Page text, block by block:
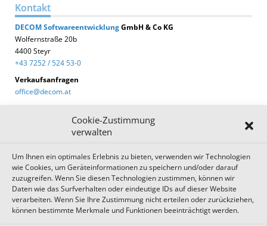
Cookie-Zustimmung
verwalten
Um Ihnen ein optimales Erlebnis zu bieten, verwenden wir Technologien
wie Cookies, um Geräteinformationen zu speichern und/oder darauf
zuzugreifen. Wenn Sie diesen Technologien zustimmen, können wir
Daten wie das Surfverhalten oder eindeutige IDs auf dieser Website
verarbeiten. Wenn Sie Ihre Zustimmung nicht erteilen oder zurückziehen,
können bestimmte Merkmale und Funktionen beeinträchtigt werden.
Kontakt
DECOMSoftwareentwicklungGmbH & Co KG
Wolfernstraße 20b
4400 Steyr
+43 7252 / 524 53-0
Verkaufsanfragen
office@decom.at
DECOM News
Zum Newsletter anmelden!